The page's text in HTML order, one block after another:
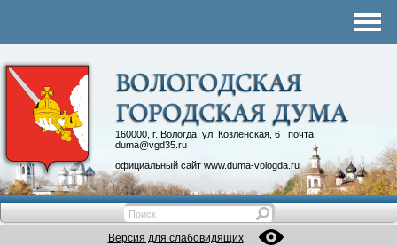
160000, г. Вологда, ул. Козленская, 6 | почта:
duma@vgd35.ru
официальный сайт www.duma-vologda.ru
Контакты
Депутатские объединения
Версия для слабовидящих